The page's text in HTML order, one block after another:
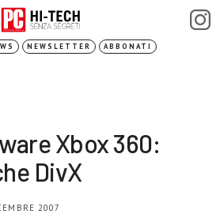
NEWSLETTER ABBONATI
Xbox 360:
DivX
2007